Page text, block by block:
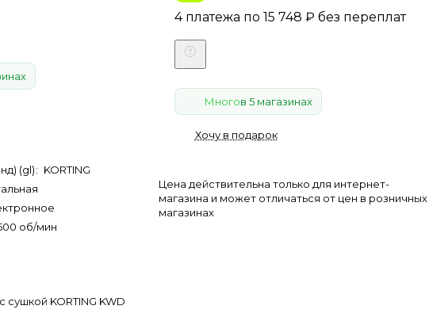
(gl): KORTING
об/мин
KORTING KWD
4 платежа по 15 748 ₽ без переплат
Многов 5 магазинах
Хочу в подарок
Цена действительна только для интернет-
магазина и может отличаться от цен в розничных
магазинах